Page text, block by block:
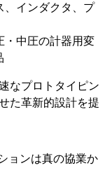
、インダクタ、プ
・中圧の計器用変
なプロトタイピン
た革新的設計を提
ョンは真の協業か